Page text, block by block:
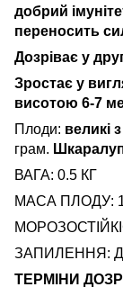
добрий
переносить
Дозріває у
Зростає у
висотою 6-7
Плоди: великі
грам.
ВАГА: 0.5 КГ
МАСА ПЛОДУ:
ЗАПИЛЕННЯ:
ТЕРМІНИ